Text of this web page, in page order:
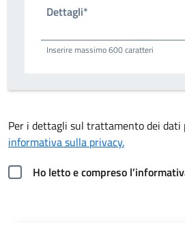
Dettagli*
Inserire massimo 600 caratteri
Per i dettagli sul trattamento dei dati
informativa sulla privacy.
Ho letto e compreso